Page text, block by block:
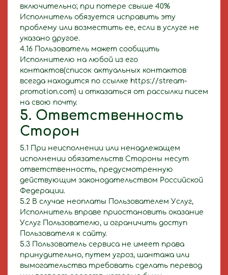
включительно; при потере свыше 40%
Исполнитель обязуется исправить эту
проблему или возместить ее, если в услуге не
указано другое.
4.16 Пользователь может сообщить
Исполнителю на любой из его
контактов(список актуальных контактов
всегда находится по ссылке https://stream-
promotion.com) и отказаться от рассылки писем
на свою почту.
5. Ответственность
Сторон
5.1 При неисполнении или ненадлежащем
исполнении обязательств Стороны несут
ответственность, предусмотренную
действующим законодательством Российской
Федерации.
5.2 В случае неоплаты Пользователем Услуг,
Исполнитель вправе приостановить оказание
Услуг Пользователю, и ограничить доступ
Пользователя к сайту.
5.3 Пользователь сервиса не имеет права
принудительно, путем угроз, шантажа или
вымогательства требовать сделать перевод